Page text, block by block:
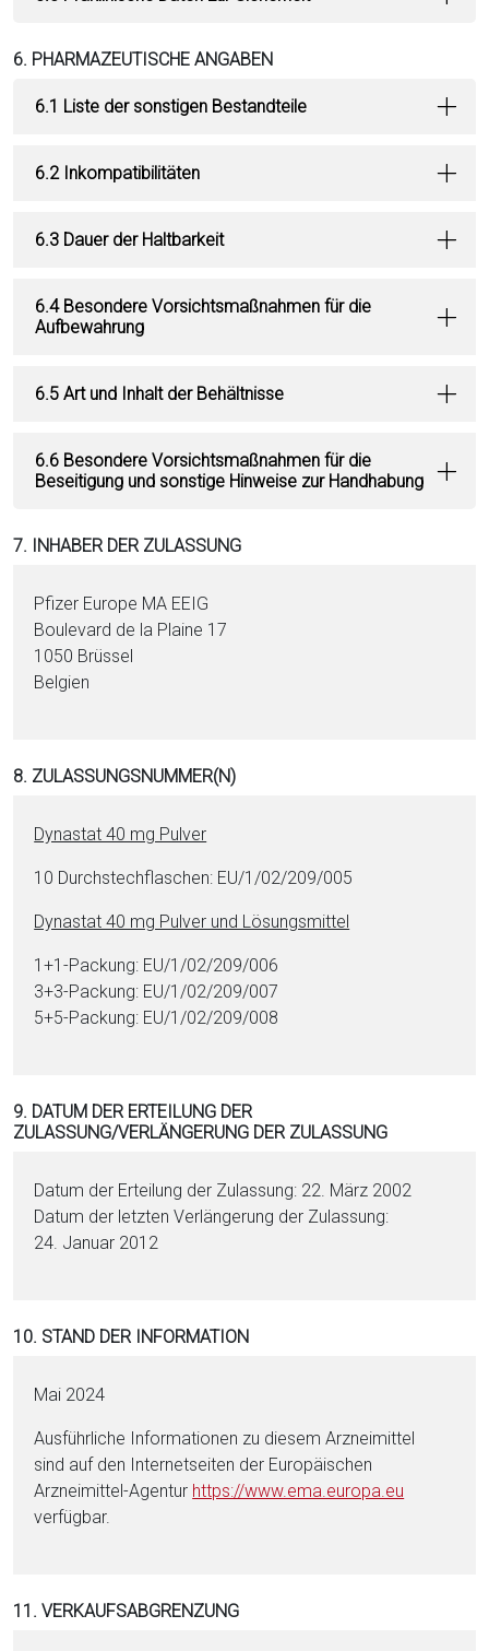
6. PHARMAZEUTISCHE ANGABEN
6.1 Liste der sonstigen Bestandteile
6.2 Inkompatibilitäten
6.3 Dauer der Haltbarkeit
6.4 Besondere Vorsichtsmaßnahmen für die
Aufbewahrung
6.5 Art und Inhalt der Behältnisse
6.6 Besondere Vorsichtsmaßnahmen für die
Beseitigung und sonstige Hinweise zur Handhabung
7. INHABER DER ZULASSUNG
Pfizer Europe MA EEIG
Boulevard de la Plaine 17
1050 Brüssel
Belgien
8. ZULASSUNGSNUMMER(N)
Dynastat 40 mg Pul­ver
10 Durch­stech­fla­schen: EU/1/02/209/005
Dynastat 40 mg Pul­ver und Lö­sungs­mit­tel
1+1-Pa­ckung: EU/1/02/209/006
3+3-Pa­ckung: EU/1/02/209/007
5+5-Pa­ckung: EU/1/02/209/008
9. DATUM DER ERTEILUNG DER
ZULASSUNG/VERLÄNGERUNG DER ZULASSUNG
Datum der Erteilung der Zulassung: 22. März 2002
Datum der letzten Verlängerung der Zulassung:
24. Januar 2012
10. STAND DER INFORMATION
Mai 2024
Ausführliche Informationen zu diesem Arzneimittel
sind auf den Internetseiten der Europäischen
Arzneimittel-Agentur https://www.ema.eu­ropa.eu
verfügbar.
11. VERKAUFSABGRENZUNG